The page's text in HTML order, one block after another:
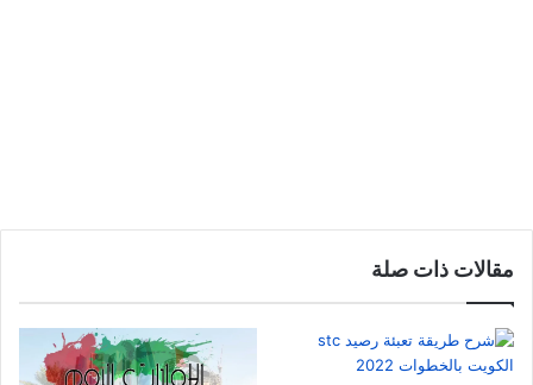
مقالات ذات صلة